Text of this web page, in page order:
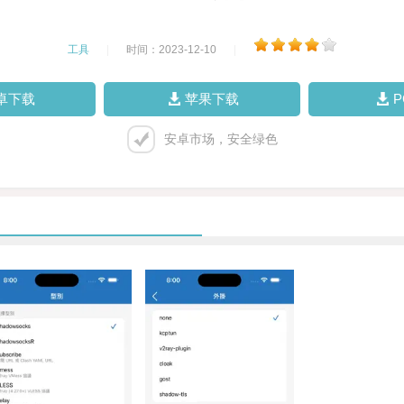
工具 时间：2023-12-10
下载 苹果下载
安卓市场，安全绿色